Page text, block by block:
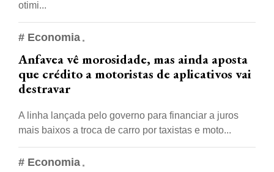
otimi...
# Economia
Anfavea vê morosidade, mas ainda aposta
que crédito a motoristas de aplicativos vai
destravar
A linha lançada pelo governo para financiar a juros
mais baixos a troca de carro por taxistas e moto...
# Economia